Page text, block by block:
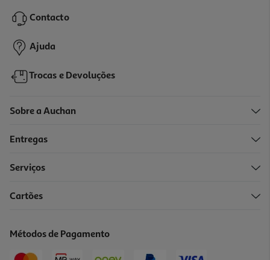
24,99 €
Contacto
Ajuda
Trocas e Devoluções
Sobre a Auchan
Entregas
Serviços
Cartões
Métodos de Pagamento